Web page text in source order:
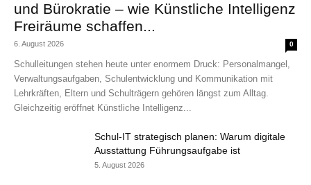
und Bürokratie – wie Künstliche Intelligenz
Freiräume schaffen...
6. August 2026 0
Schulleitungen stehen heute unter enormem Druck: Personalmangel,
Verwaltungsaufgaben, Schulentwicklung und Kommunikation mit
Lehrkräften, Eltern und Schulträgern gehören längst zum Alltag.
Gleichzeitig eröffnet Künstliche Intelligenz...
Schul-IT strategisch planen: Warum digitale
Ausstattung Führungsaufgabe ist
5. August 2026